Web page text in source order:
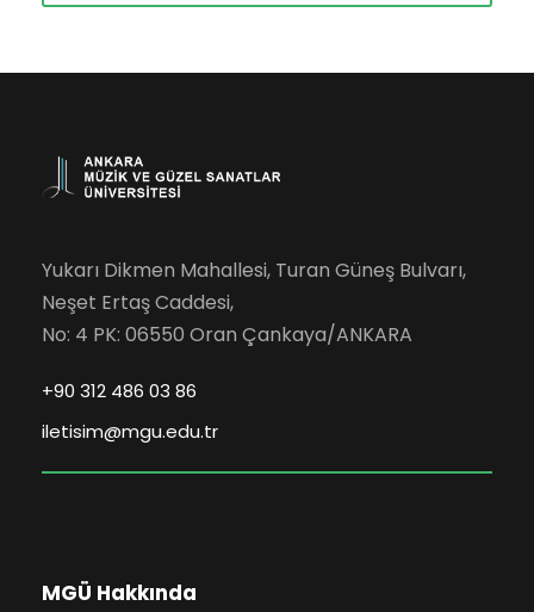
Yukarı Dikmen Mahallesi, Turan Güneş Bulvarı,
Neşet Ertaş Caddesi,
No: 4 PK: 06550 Oran Çankaya/ANKARA
+90 312 486 03 86
iletisim@mgu.edu.tr
MGÜ Hakkında